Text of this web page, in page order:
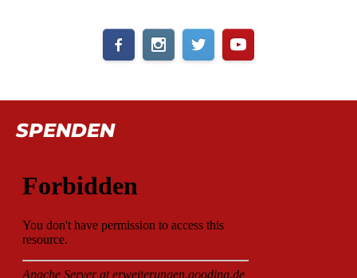
SPENDEN